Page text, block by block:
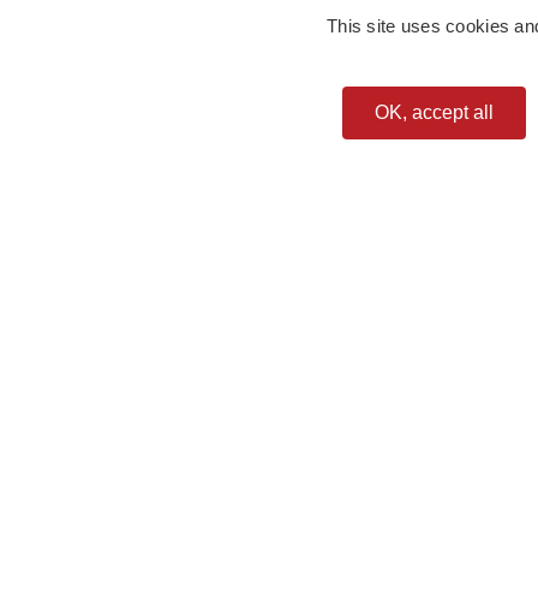
This site uses cookies
OK, accept all